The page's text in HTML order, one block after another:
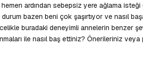
ardından sebepsiz yere ağlama
bazen beni çok şaşırtıyor ve nasıl
buradaki deneyimli annelerin benzer
ile nasıl baş ettiniz? Önerileriniz